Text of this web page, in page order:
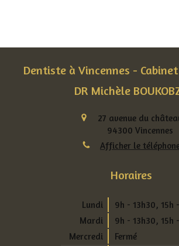
Dentiste à Vincennes -
DR Michèle
27 avenue du
94300 Vincennes
Afficher le
Horaires
Lundi 9h - 13h30, 15h
Mardi
9h - 13h30, 15h
Mercredi
Fermé